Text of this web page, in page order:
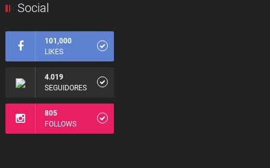
Social
101,000
LIKES
4.019
SEGUIDORES
805
FOLLOWS